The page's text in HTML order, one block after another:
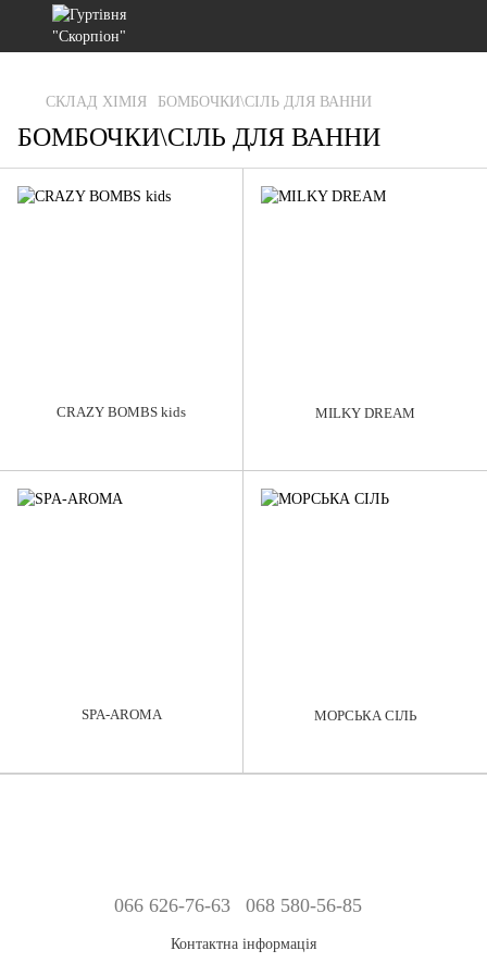
gtag('js', new Date()); gtag('config', 'G-RFXCKGNRF7');
СКЛАД ХІМІЯ БОМБОЧКИ\СІЛЬ ДЛЯ ВАННИ
БОМБОЧКИ\СІЛЬ ДЛЯ ВАННИ
CRAZY BOMBS kids MILKY DREAM
SPA-AROMA МОРСЬКА СІЛЬ
066 626-76-63 068 580-56-85
Контактна інформація